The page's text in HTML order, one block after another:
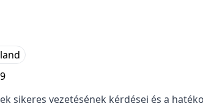
sikeres vezetésének kérdései és a